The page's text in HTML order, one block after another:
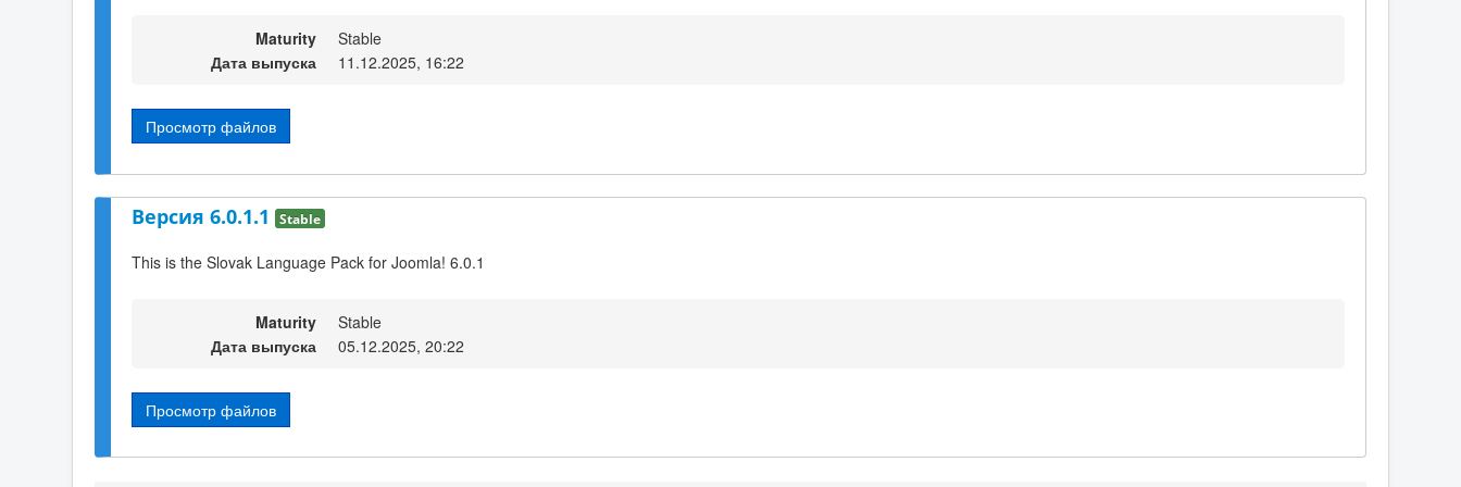
Maturity
Stable
Дата выпуска
11.12.2025, 16:22
Просмотр файлов
Версия 6.0.1.1 Stable
This is the Slovak Language Pack for Joomla! 6.0.1
Maturity
Stable
Дата выпуска
05.12.2025, 20:22
Просмотр файлов